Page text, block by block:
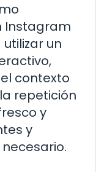
Instagram
un
contexto
repetición
y
y